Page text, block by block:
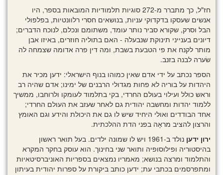
חז"ל, כך מתברר מ-272 סוגיות תלמודיות המובאות בספר, היו
אנשים שעסקו בדקדוקי עניות, בנושאים חסרי רלוונטיות, בפלפולי
הבל וסרק, שקורא סביר נותר עומד, משתומם ונכלם, לנוכח הדברים;
דיונים בענייני תינוקת שנבעלה - האם בתוליה חוזרים, באיזו אבן
מותר לקנח את פי הטבעת בשבת, ומה דין פרה אדומה שצמחה לה
שׂערה לבנה בזנב.
הספר נכתב על ידי אדם שאין כמוהו בנוף הישראלי: ידען מכיר את
היהדות על בוריה לא פחות מגדולי הרבנים של ימינו; אדם שהיה רב
וראש כולל ועילוי בעולם החרדי, בקי בתלמוד לעומקו ולרוחבו, ממשיך
ללמוד יהדות ומחשבה יהודית גם לאחר שעזב את העולם החרדי;
אחד הבודדים ואולי היחיד שיש לו גם את היכולת והידע וגם האומץ
והרצון להציב מראָה בפני הדת ההלכתית.
ירון ידען
נולד ב-1961 ויש לו שמונה ילדים. בעל תואר ראשון
בהיסטוריה ופילוסופיה ותואר שני בחינוך. הוא עוסק בחקר המקרא
והתלמוד ומרצה בנושא; מאמריו נמצאים בספריות האוניברסיטאיות
ומתפרסמים בכתבי עת; ידען כותב ביקורת על ספרות יהודית בעיתון